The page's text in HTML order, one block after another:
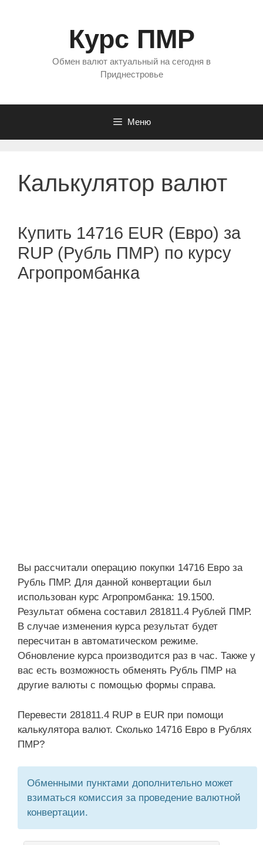
Курс ПМР
Обмен валют актуальный на сегодня в
Приднестровье
Меню
Калькулятор валют
Купить 14716 EUR (Евро) за
RUP (Рубль ПМР) по курсу
Агропромбанка
Вы рассчитали операцию покупки 14716 Евро за
Рубль ПМР. Для данной конвертации был
использован курс Агропромбанка: 19.1500.
Результат обмена составил 281811.4 Рублей ПМР.
В случае изменения курса результат будет
пересчитан в автоматическом режиме.
Обновление курса производится раз в час. Также у
вас есть возможность обменять Рубль ПМР на
другие валюты с помощью формы справа.
Перевести 281811.4 RUP в EUR при помощи
калькулятора валют. Сколько 14716 Евро в Рублях
ПМР?
Обменными пунктами дополнительно может
взиматься комиссия за проведение валютной
конвертации.